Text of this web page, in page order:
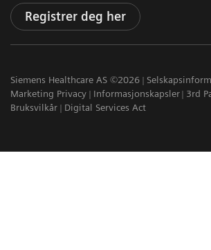
Registrer deg her
Siemens Healthcare AS ©2026
Marketing Privacy
Informasjonskapsler
3rd
Bruksvilkår
Digital Services Act